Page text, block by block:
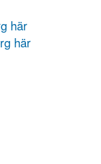
här
här